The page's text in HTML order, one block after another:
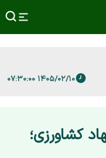
۱۴۰۵/۰۲/۱۰ ۰۷:۳۰:۰۰
کشاورزی؛